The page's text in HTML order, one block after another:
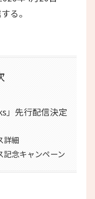
る。
」先行配信決定
詳細
記念キャンペーン